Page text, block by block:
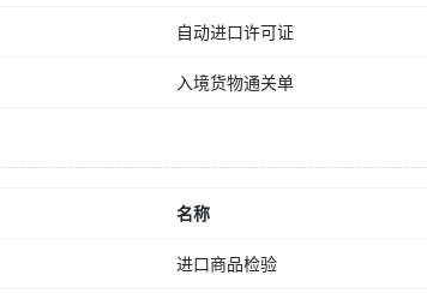
自动进口许可证
入境货物通关单
名称
进口商品检验